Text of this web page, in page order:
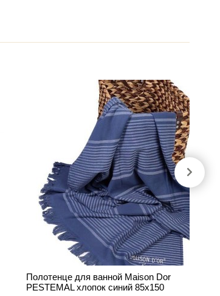
Полотенце для ванной Maison Dor
PESTEMAL хлопок синий 85х150